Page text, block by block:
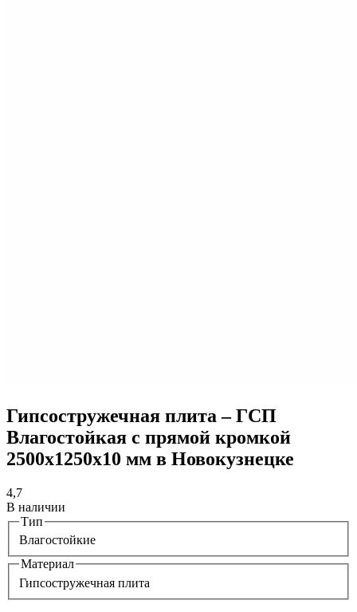
Гипсостружечная плита – ГСП
Влагостойкая с прямой кромкой
2500х1250х10 мм в Новокузнецке
4,7
В наличии
Тип
Влагостойкие
Материал
Гипсостружечная плита